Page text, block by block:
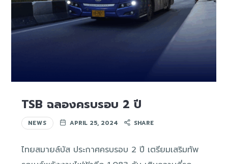
TSB ฉลองครบรอบ 2 ปี
NEWS APRIL 25, 2024 SHARE
ไทยสมายล์บัส ประกาศครบรอบ 2 ปี เตรียมเสริมทัพ